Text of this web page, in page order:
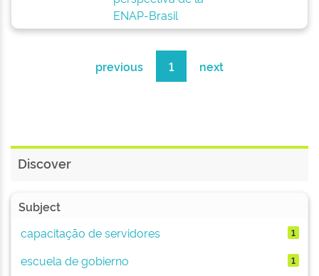
ENAP-Brasil
previous 1 next
Discover
Subject
capacitação de servidores
1
escuela de gobierno 1